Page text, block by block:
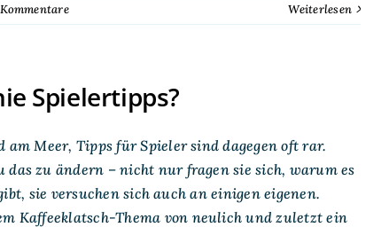
Weiterlesen
Spielertipps?
Meer, Tipps für Spieler sind dagegen oft rar.
das zu ändern – nicht nur fragen sie sich, warum es
sie versuchen sich auch an einigen eigenen.
Kaffeeklatsch-Thema von neulich und zuletzt ein